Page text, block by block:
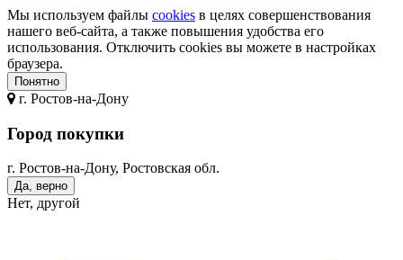
Мы используем файлы cookies в целях совершенствования
нашего веб-сайта, а также повышения удобства его
использования. Отключить cookies вы можете в настройках
браузера.
Понятно
г. Ростов-на-Дону
Город покупки
г. Ростов-на-Дону, Ростовская обл.
Да, верно
Нет, другой